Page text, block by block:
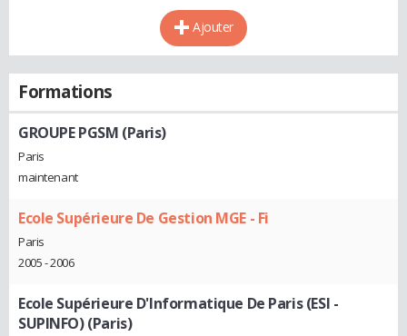
Ajouter
Formations
GROUPE PGSM (Paris)
Paris
maintenant
Ecole Supérieure De Gestion MGE - Fi
Paris
2005 - 2006
Ecole Supérieure D'Informatique De Paris (ESI -
SUPINFO) (Paris)